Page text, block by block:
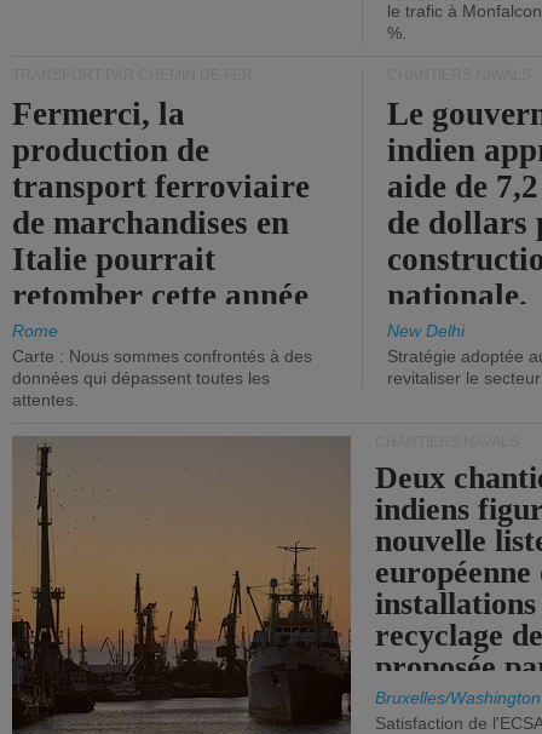
le trafic à
%.
Fermerci, la
production de
transport ferroviaire
de marchandises en
Italie pourrait
retomber cette année
aux niveaux de 2015.
Rome
Carte : Nous sommes confrontés à des
données qui dépassent toutes les
attentes.
Le
indien
aide de
de dollars
nationale.
New Delhi
Stratégie adoptée
revitaliser le secteur
Deux
indiens
nouvelle
européenne
installations
recyclage
proposée
Bruxelles/Washington
Satisfaction de